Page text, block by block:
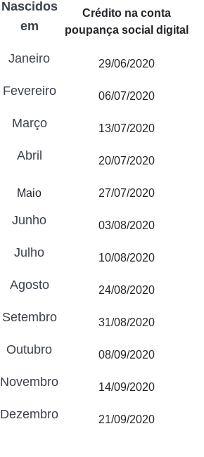
Nascidos
em
Crédito na conta
poupança social digital
Janeiro 29/06/2020
Fevereiro 06/07/2020
Março 13/07/2020
Abril 20/07/2020
Maio 27/07/2020
Junho 03/08/2020
Julho 10/08/2020
Agosto 24/08/2020
Setembro 31/08/2020
Outubro 08/09/2020
Novembro 14/09/2020
Dezembro 21/09/2020